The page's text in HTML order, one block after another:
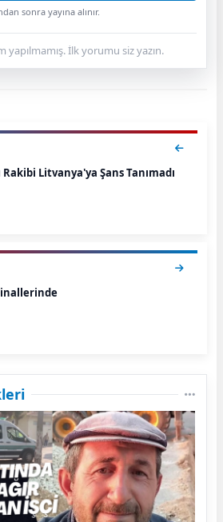
sonra yayına alınır.
İlk yorumu siz yazın.
Litvanya'ya Şans Tanımadı